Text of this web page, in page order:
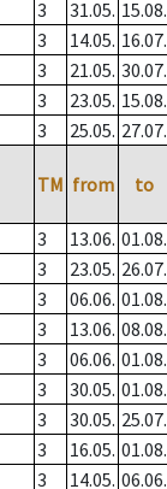
3 31.05. 15.08.
3 14.05. 16.07.
3 21.05. 30.07.
3 23.05. 15.08.
3 25.05. 27.07.
TM from to
3 13.06. 01.08.
3 23.05. 26.07.
3 06.06. 01.08.
3 13.06. 08.08.
3 06.06. 01.08.
3 30.05. 01.08.
3 30.05. 25.07.
3 16.05. 01.08.
3 14.05. 06.06.